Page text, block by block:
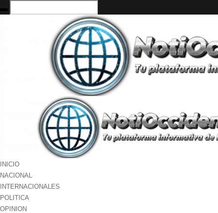
INICIO
NACIONAL
INTERNACIONALES
POLITICA
OPINION